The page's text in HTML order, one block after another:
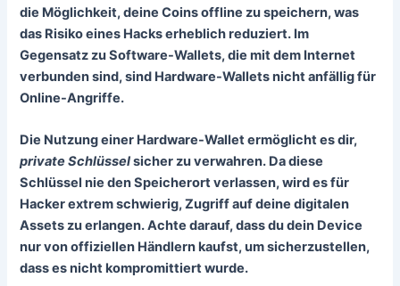
die Möglichkeit, deine Coins offline zu speichern, was
das Risiko eines Hacks erheblich reduziert. Im
Gegensatz zu Software-Wallets, die mit dem Internet
verbunden sind, sind Hardware-Wallets nicht anfällig für
Online-Angriffe.
Die Nutzung einer Hardware-Wallet ermöglicht es dir,
private Schlüsselsicher zu verwahren. Da diese
Schlüssel nie den Speicherort verlassen, wird es für
Hacker extrem schwierig, Zugriff auf deine digitalen
Assets zu erlangen. Achte darauf, dass du dein Device
nur von offiziellen Händlern kaufst, um sicherzustellen,
dass es nicht kompromittiert wurde.